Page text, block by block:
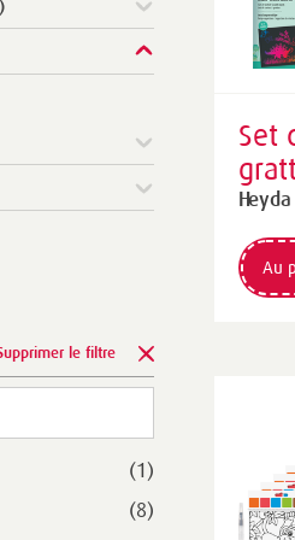
le filtre
(1)
(8)
Set
Heyda
Au